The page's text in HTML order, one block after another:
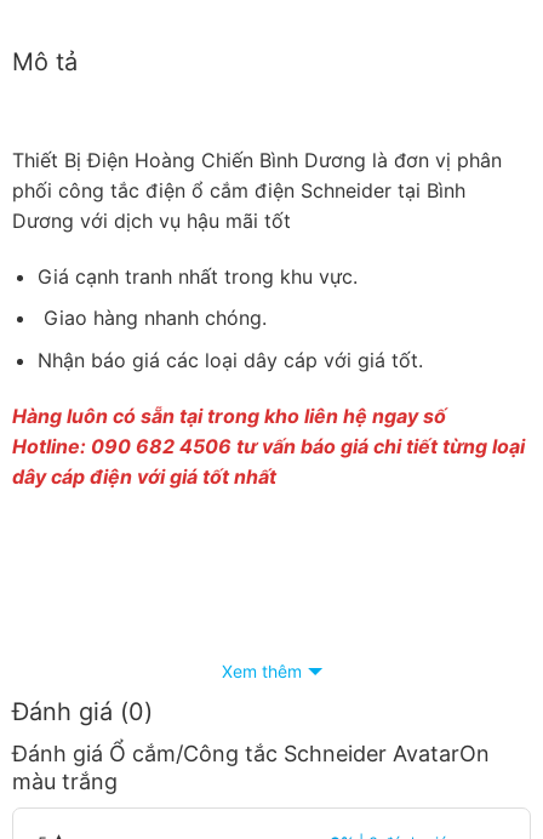
Mô tả
Thiết Bị Điện Hoàng Chiến Bình Dương là đơn vị phân
phối công tắc điện ổ cắm điện Schneider tại Bình
Dương với dịch vụ hậu mãi tốt
Giá cạnh tranh nhất trong khu vực.
Giao hàng nhanh chóng.
Nhận báo giá các loại dây cáp với giá tốt.
Hàng luôn có sẵn tại trong kho liên hệ ngay số
Hotline: 090 682 4506 tư vấn báo giá chi tiết từng loại
dây cáp điện với giá tốt nhất
Xem thêm
Đánh giá (0)
Đánh giá Ổ cắm/Công tắc Schneider AvatarOn
màu trắng